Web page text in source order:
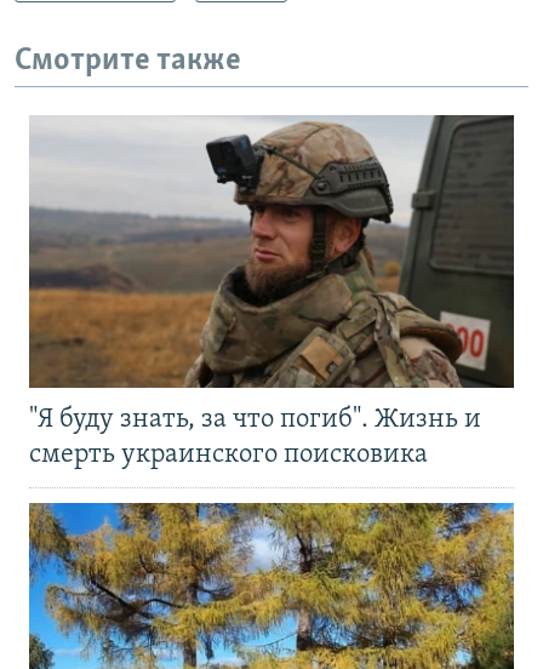
Смотрите также
"Я буду знать, за что погиб". Жизнь и
смерть украинского поисковика